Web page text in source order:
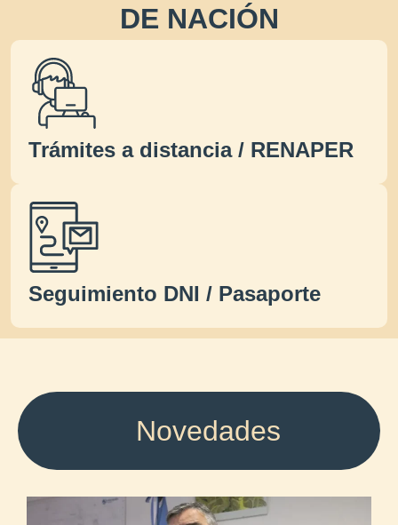
DE NACIÓN
Trámites a distancia / RENAPER
Seguimiento DNI / Pasaporte
Novedades